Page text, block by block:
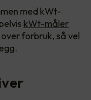
med kWt-
kWt-måler
forbruk, så vel